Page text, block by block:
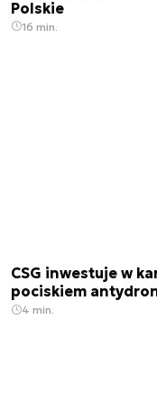
Polskie
16 min.
CSG inwestuje w
pociskiem
4 min.